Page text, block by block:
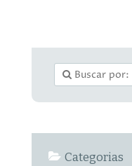
Categorias